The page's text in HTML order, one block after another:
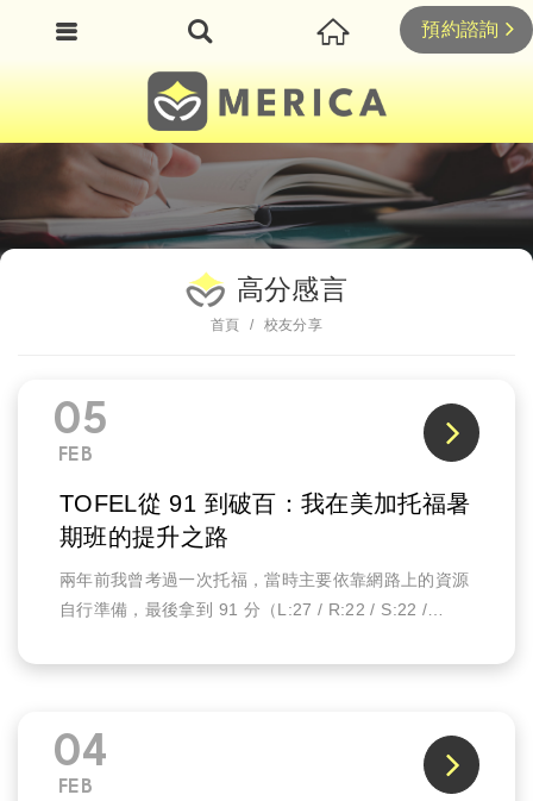
首頁 校友分享
高分感言
05
FEB
TOFEL從 91 到破百：我在美加托福暑
期班的提升之路
兩年前我曾考過一次托福，當時主要依靠網路上的資源
自行準備，最後拿到 91 分（L:27 / R:22 / S:22 /
備，我希望這次能突破100分，因此決定利用暑假報名
因為家人過去曾在這裡補習，對教學品質相當信任。
04
FEB
預約諮詢